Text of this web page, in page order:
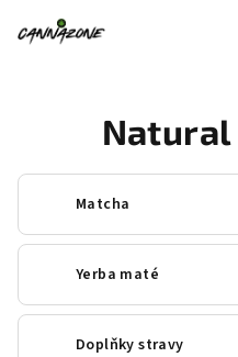
Matcha
Yerba maté
Doplňky stravy